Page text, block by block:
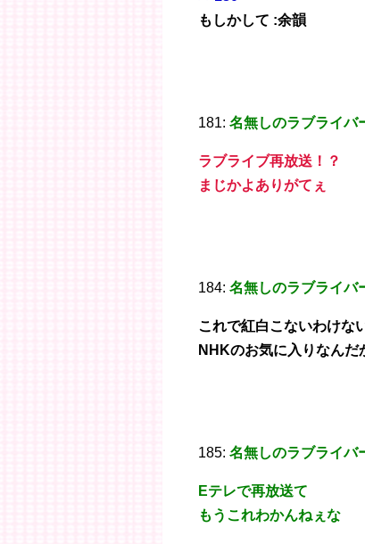
もしかして :余韻
181: 名無しのラブライバ
ラブライブ再放送！？
まじかよありがてぇ
184: 名無しのラブライバ
これで紅白こないわけな
NHKのお気に入りなんだ
185: 名無しのラブライバ
Eテレで再放送て
もうこれわかんねぇな